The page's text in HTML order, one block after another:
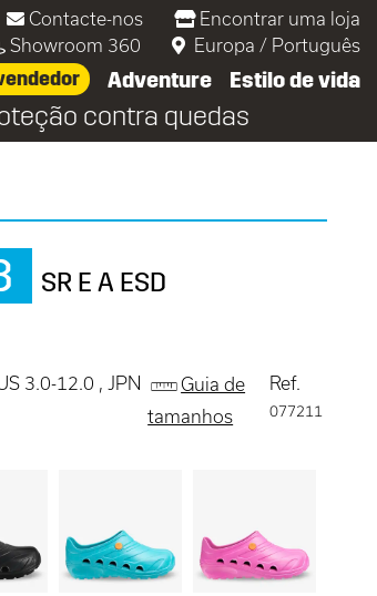
Contacte-nos
Encontrar uma loja
Showroom 360
Europa / Português
Adventure Estilo de vida
contra quedas
SR E A ESD
3.0-12.0 , JPN
Guia de
tamanhos
Ref.
077211